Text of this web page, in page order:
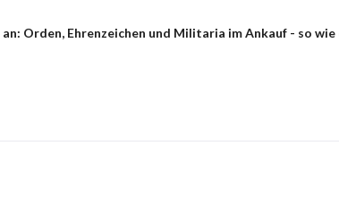
Orden, Ehrenzeichen und Militaria im Ankauf - so